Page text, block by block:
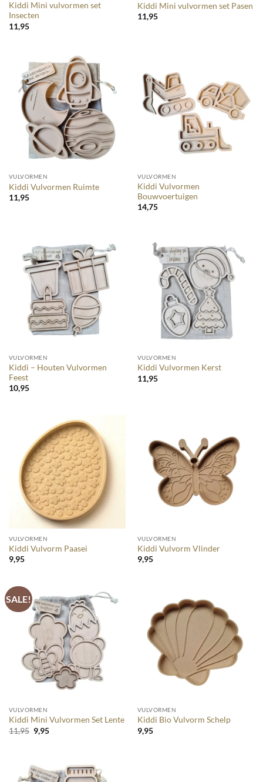
Kiddi Mini vulvormen set
Insecten
11,95
Kiddi Mini vulvormen set Pasen
11,95
VULVORMEN
Kiddi Vulvormen Ruimte
11,95
VULVORMEN
Kiddi Vulvormen
Bouwvoertuigen
14,75
VULVORMEN
Kiddi – Houten Vulvormen
Feest
10,95
VULVORMEN
Kiddi Vulvormen Kerst
11,95
VULVORMEN
Kiddi Vulvorm Paasei
9,95
VULVORMEN
Kiddi Vulvorm Vlinder
9,95
SALE!
VULVORMEN
Kiddi Mini Vulvormen Set Lente
11,95 Oorspronkelijke
prijs
9,95Huidige
VULVORMEN
Kiddi Bio Vulvorm Schelp
9,95